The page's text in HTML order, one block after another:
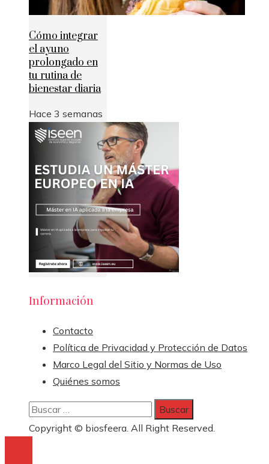
Cómo integrar
el ayuno
prolongado en
tu rutina de
bienestar diaria
Hace 3 semanas
Información
Contacto
Política de Privacidad y Protección de Datos
Marco Legal del Sitio y Normas de Uso
Quiénes somos
Buscar:
Copyright © biosfeera. All Right Reserved.